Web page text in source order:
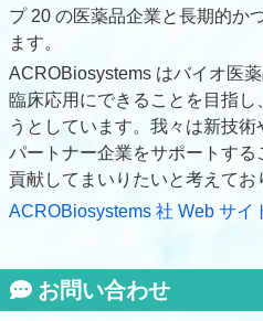
プ 20 の医薬品企業と長期的か
ます。
ACROBiosystems はバイオ医
臨床応用にできることを目指
うとしています。我々は新技術
パートナー企業をサポートす
貢献してまいりたいと考えてお
ACROBiosystems 社 Web サイ
お問い合わせ